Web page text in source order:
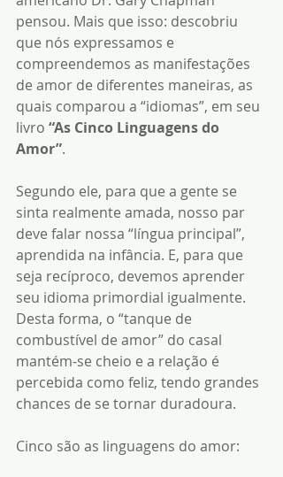
pensou. Mais que isso: descobriu
que nós expressamos e
compreendemos as manifestações
de amor de diferentes maneiras, as
quais comparou a “idiomas”, em seu
livro “As Cinco Linguagens do
Amor”.
Segundo ele, para que a gente se
sinta realmente amada, nosso par
deve falar nossa “língua principal”,
aprendida na infância. E, para que
seja recíproco, devemos aprender
seu idioma primordial igualmente.
Desta forma, o “tanque de
combustível de amor” do casal
mantém-se cheio e a relação é
percebida como feliz, tendo grandes
chances de se tornar duradoura.
Cinco são as linguagens do amor: